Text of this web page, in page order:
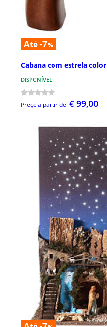
Até -7%
Cabana com estrela
DISPONÍVEL
Preço a partir de € 99,00